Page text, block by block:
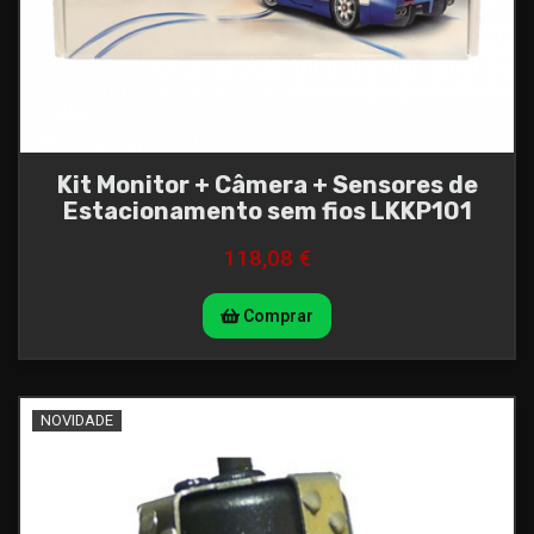
Kit Monitor + Câmera + Sensores de
Estacionamento sem fios LKKP101
118,08 €
Comprar
NOVIDADE